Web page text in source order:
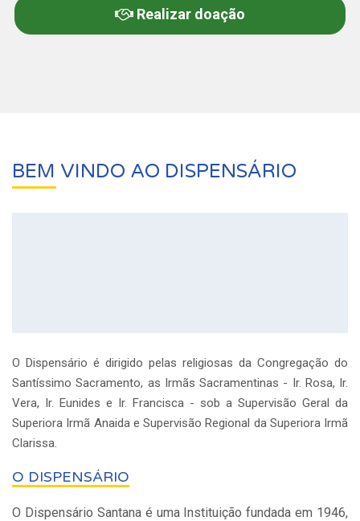
Realizar doação
BEM VINDO AO DISPENSÁRIO
O Dispensário é dirigido pelas religiosas da Congregação do
Santíssimo Sacramento, as Irmãs Sacramentinas - Ir. Rosa, Ir.
Vera, Ir. Eunides e Ir. Francisca - sob a Supervisão Geral da
Superiora Irmã Anaida e Supervisão Regional da Superiora Irmã
Clarissa.
O DISPENSÁRIO
O Dispensário Santana é uma Instituição fundada em 1946,